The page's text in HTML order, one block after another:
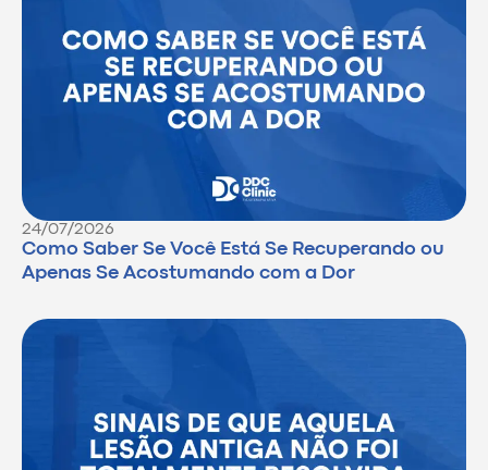
24/07/2026
Como Saber Se Você Está Se Recuperando ou
Apenas Se Acostumando com a Dor